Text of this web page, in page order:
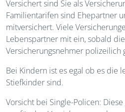
Versichert sind Sie als
Familientarifen sind Ehepartner
mitversichert. Viele
Lebenspartner mit ein, sobald
Versicherungsnehmer polizeilich
Bei Kindern ist es egal ob es die
Stiefkinder sind.
Vorsicht bei Single-Policen: